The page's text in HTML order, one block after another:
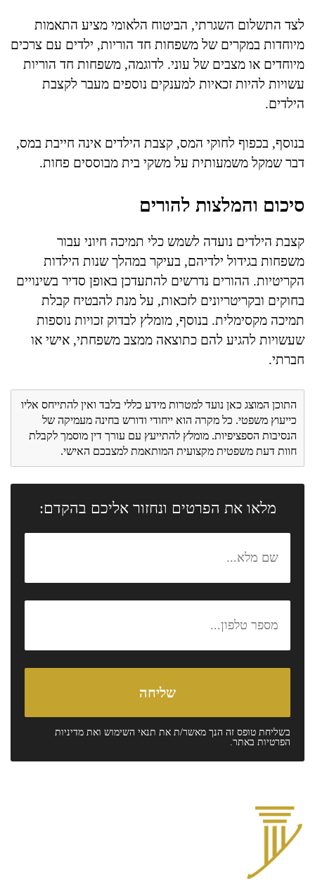
לצד התשלום השגרתי, הביטוח הלאומי מציע התאמות
מיוחדות במקרים של משפחות חד הוריות, ילדים עם צרכים
מיוחדים או מצבים של עוני. לדוגמה, משפחות חד הוריות
עשויות להיות זכאיות למענקים נוספים מעבר לקצבת
הילדים.
בנוסף, בכפוף לחוקי המס, קצבת הילדים אינה חייבת במס,
דבר שמקל משמעותית על משקי בית מבוססים פחות.
סיכום והמלצות להורים
קצבת הילדים נועדה לשמש כלי תמיכה חיוני עבור
משפחות בגידול ילדיהם, בעיקר במהלך שנות הילדות
הקריטיות. ההורים נדרשים להתעדכן באופן סדיר בשינויים
בחוקים ובקריטריונים לזכאות, על מנת להבטיח קבלת
תמיכה מקסימלית. בנוסף, מומלץ לבדוק זכויות נוספות
שעשויות להגיע להם כתוצאה ממצב משפחתי, אישי או
חברתי.
התוכן המוצג כאן נועד למטרות מידע כללי בלבד ואין להתייחס אליו
כייעוץ משפטי. כל מקרה הוא ייחודי ודורש בחינה מעמיקה של
הנסיבות הספציפיות. מומלץ להתייעץ עם עורך דין מוסמך לקבלת
חוות דעת משפטית מקצועית המותאמת למצבכם האישי.
מלאו את הפרטים ונחזור אליכם בהקדם:
בשליחת טופס זה הנך מאשר/ת את תנאי השימוש ואת מדיניות
הפרטיות באתר.